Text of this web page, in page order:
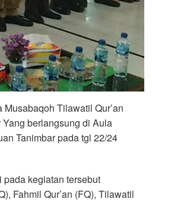
Tilawatil Qur’an
berlangsung di Aula
Tanimbar pada tgl 22/24
kegiatan tersebut
Fahmil Qur’an (FQ), Tilawatil